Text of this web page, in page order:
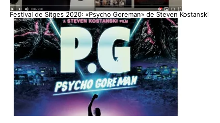
Festival de Sitges 2020: «Psycho Goreman» de Steven Kostanski